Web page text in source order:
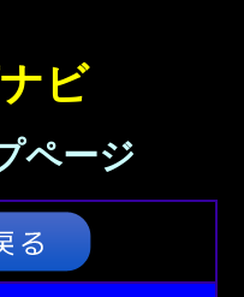
ビ
ページ